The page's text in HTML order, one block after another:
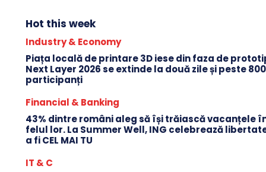
Hot this week
Industry & Economy
Piața locală de printare 3D iese din faza de
Next Layer 2026 se extinde la două zile și peste
participanți
Financial & Banking
43% dintre români aleg să își trăiască vacanțele
felul lor. La Summer Well, ING celebrează
a fi CEL MAI TU
IT & C